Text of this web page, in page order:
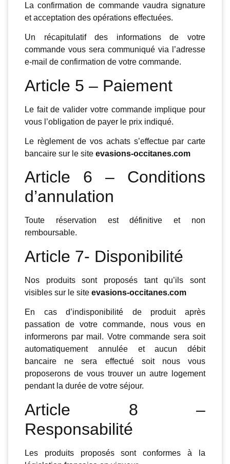
La confirmation de commande vaudra signature
et acceptation des opérations effectuées.
Un récapitulatif des informations de votre
commande vous sera communiqué via l’adresse
e-mail de confirmation de votre commande.
Article 5 – Paiement
Le fait de valider votre commande implique pour
vous l’obligation de payer le prix indiqué.
Le règlement de vos achats s’effectue par carte
bancaire sur le site evasions-occitanes.com
Article 6 – Conditions
d’annulation
Toute réservation est définitive et non
remboursable.
Article 7- Disponibilité
Nos produits sont proposés tant qu’ils sont
visibles sur le site evasions-occitanes.com
En cas d’indisponibilité de produit après
passation de votre commande, nous vous en
informerons par mail. Votre commande sera soit
automatiquement annulée et aucun débit
bancaire ne sera effectué soit nous vous
proposerons de vous trouver un autre logement
pendant la durée de votre séjour.
Article 8 –
Responsabilité
Les produits proposés sont conformes à la